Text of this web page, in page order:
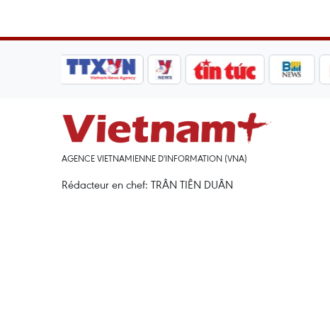
AGENCE VIETNAMIENNE D'INFORMATION (VNA)
Rédacteur en chef: TRÂN TIÊN DUÂN